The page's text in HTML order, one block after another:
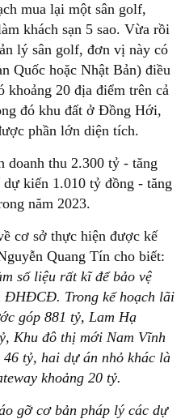
mua lại một sân golf,
khách sạn 5 sao. Vừa rồi
lý sân golf, đơn vị này có
Quốc hoặc Nhật Bản) điều
khoảng 20 địa điểm trên cả
đó khu đất ở Đồng Hới,
phần lớn diện tích.
doanh thu 2.300 tỷ - tăng
kiến 1.010 tỷ đồng - tăng
năm 2023.
cơ sở thực hiện được kế
Quang Tín cho biết:
số liệu rất kĩ để bảo vệ
Trong kế hoạch lãi
góp 881 tỷ, Lam Hạ
Khu đô thị mới Nam Vĩnh
tỷ, hai dự án nhỏ khác là
khoảng 20 tỷ.
gỡ cơ bản pháp lý các dự